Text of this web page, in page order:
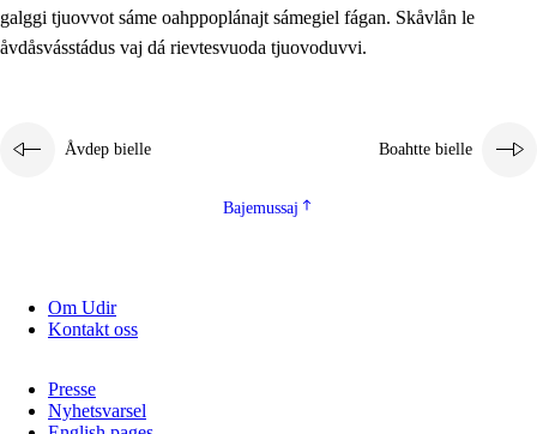
galggi tjuovvot sáme oahppoplánajt sámegiel fágan. Skåvlån le
åvdåsvásstádus vaj dá rievtesvuoda tjuovoduvvi.
Åvdep bielle Boahtte bielle
Bajemussaj
Om Udir
Kontakt oss
Presse
Nyhetsvarsel